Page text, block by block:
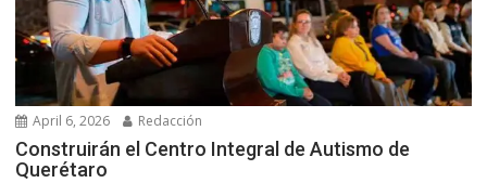
April 6, 2026 Redacción
Construirán el Centro Integral de Autismo de
Querétaro